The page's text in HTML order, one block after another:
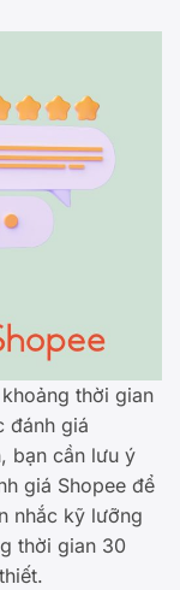
thời gian
đánh giá
bạn cần lưu ý
giá Shopee để
nhắc kỹ lưỡng
thời gian 30